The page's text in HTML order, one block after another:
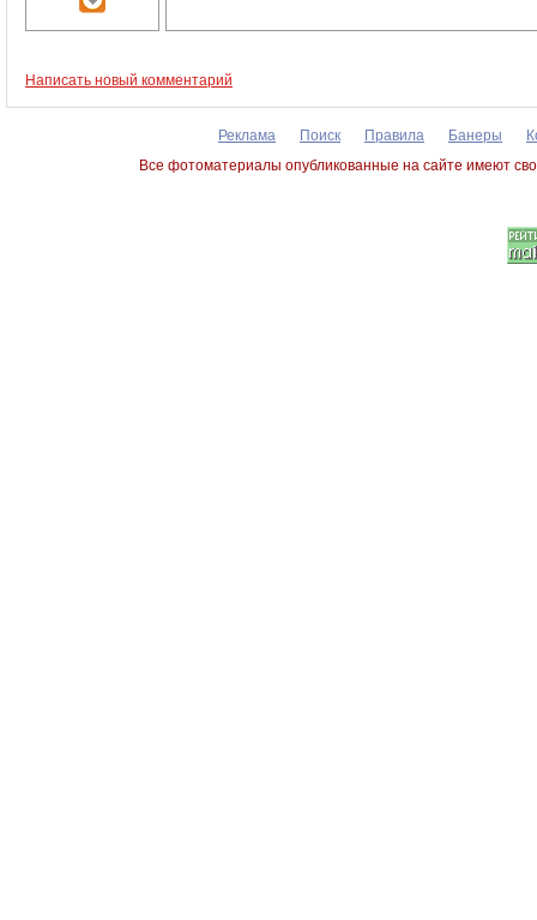
Написать новый комментарий
Реклама Поиск Правила Банеры
Все фотоматериалы опубликованные на сайте имеют